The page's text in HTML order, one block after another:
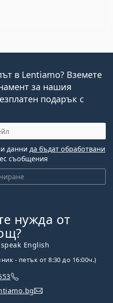
в Lentiamo? Вземете
за нашия
подарък с
данни да бъдат обработвани
съобщения
нужда от
English
- петък от 8:30 до 16:00ч.)